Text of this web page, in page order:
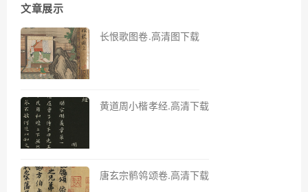
文章展示
长恨歌图卷.高清图下载
黄道周小楷孝经.高清下载
唐玄宗鹡鸰颂卷.高清下载